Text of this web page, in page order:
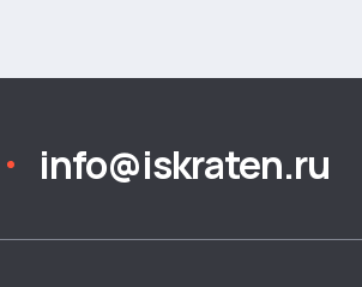
info@iskraten.ru